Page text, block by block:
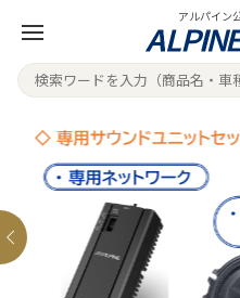
アルパイン